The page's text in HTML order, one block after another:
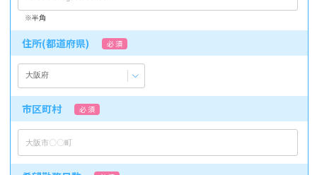
※半角
住所(都道府県) 必 須
市区町村 必 須